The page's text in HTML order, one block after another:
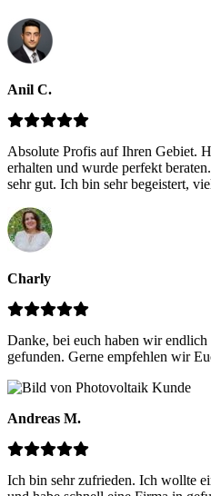
Anil C.
Absolute Profis auf Ihren Gebiet.
erhalten und wurde perfekt
sehr gut. Ich bin sehr begeistert,
Charly
Danke, bei euch haben wir
gefunden. Gerne empfehlen wir
Andreas M.
Ich bin sehr zufrieden. Ich wollte